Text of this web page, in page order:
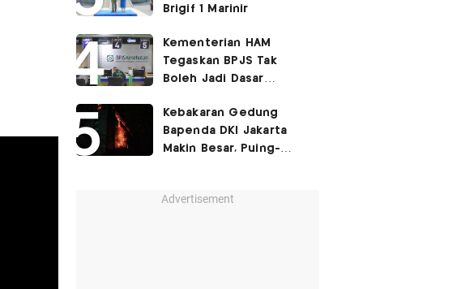
Brigif 1 Marinir
Kementerian HAM
Tegaskan BPJS Tak
Boleh Jadi Dasar
Layanan Kesehatan
Kebakaran Gedung
Bapenda DKI Jakarta
Makin Besar, Puing-
Advertisement